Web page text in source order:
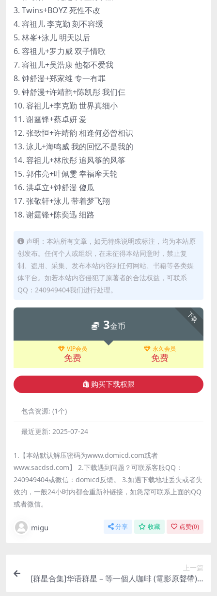
3. Twins+BOYZ 死性不改
4. 容祖儿 李克勤 刻不容缓
5. 林峯+泳儿 明天以后
6. 容祖儿+罗力威 双子情歌
7. 容祖儿+吴浩康 他都不爱我
8. 钟舒漫+郑家维 专一有罪
9. 钟舒漫+许靖韵+陈凯彤 我们仨
10. 容祖儿+李克勤 世界真细小
11. 谢霆锋+蔡卓妍 爱
12. 张致恒+许靖韵 相逢何必曾相识
13. 泳儿+海鸣威 我的回忆不是我的
14. 容祖儿+林欣彤 追风筝的风筝
15. 郭伟亮+叶佩雯 幸福摩天轮
16. 洪卓立+钟舒漫 傻瓜
17. 张敬轩+泳儿 带着梦飞翔
18. 谢霆锋+陈奕迅 细路
声明：本站所有文章，如无特殊说明或标注，均为本站原
创发布。任何个人或组织，在未征得本站同意时，禁止复
制、盗用、采集、发布本站内容到任何网站、书籍等各类媒
体平台。如若本站内容侵犯了原著者的合法权益，可联系
QQ：240949404我们进行处理。
下载
3金币
VIP会员
免费
永久会员
免费
购买下载权限
包含资源: (1个)
最近更新: 2025-07-24
1.【本站默认解压密码为www.domicd.com或者
www.sacdsd.com】 2.下载遇到问题？可联系客服QQ：
240949404或微信：domicd反馈。 3.如遇下载地址丢失或者失
效的，一般24小时内都会重新补链接，如急需可联系上面的QQ
或者微信。
migu 分享 收藏 点赞(0)
上一篇
[群星合集]华语群星 – 等一個人咖啡 (電影原聲帶) [i